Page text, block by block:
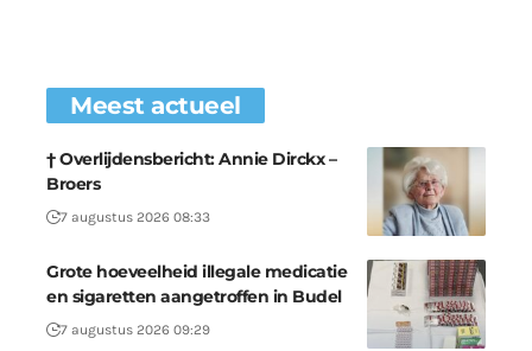
Meest actueel
† Overlijdensbericht: Annie Dirckx –
Broers
7 augustus 2026 08:33
Grote hoeveelheid illegale medicatie
en sigaretten aangetroffen in Budel
7 augustus 2026 09:29